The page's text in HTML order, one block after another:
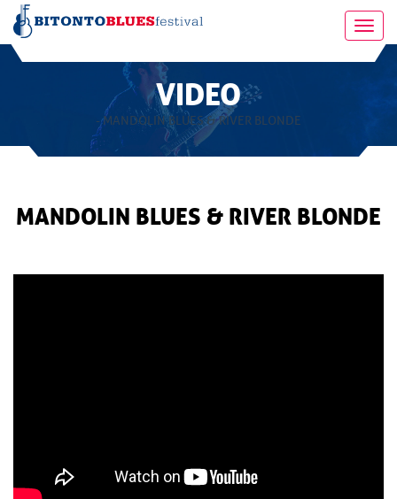
VIDEO
- MANDOLIN BLUES & RIVER BLONDE
MANDOLIN BLUES & RIVER BLONDE